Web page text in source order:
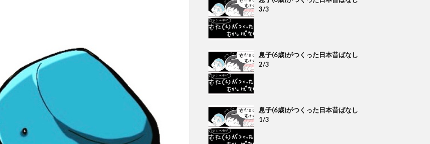
3/3
息子(6歳)がつくった日本昔ばなし
2/3
息子(6歳)がつくった日本昔ばなし
1/3